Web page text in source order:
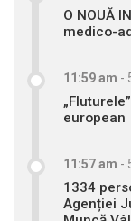
O NOUĂ
medico-
11:59 am -
european
11:57 am -
1334
Agenției